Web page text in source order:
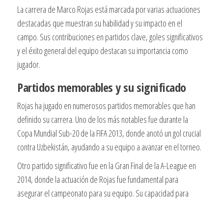
La carrera de Marco Rojas está marcada por varias actuaciones
destacadas que muestran su habilidad y su impacto en el
campo. Sus contribuciones en partidos clave, goles significativos
y el éxito general del equipo destacan su importancia como
jugador.
Partidos memorables y su significado
Rojas ha jugado en numerosos partidos memorables que han
definido su carrera. Uno de los más notables fue durante la
Copa Mundial Sub-20 de la FIFA 2013, donde anotó un gol crucial
contra Uzbekistán, ayudando a su equipo a avanzar en el torneo.
Otro partido significativo fue en la Gran Final de la A-League en
2014, donde la actuación de Rojas fue fundamental para
asegurar el campeonato para su equipo. Su capacidad para